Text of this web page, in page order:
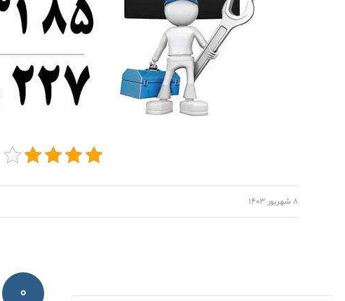
۸ شهریور ۱۴۰۳
0